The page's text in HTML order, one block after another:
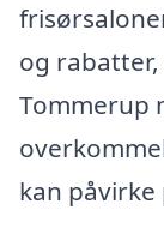
og
Tommerup
kan påvirke